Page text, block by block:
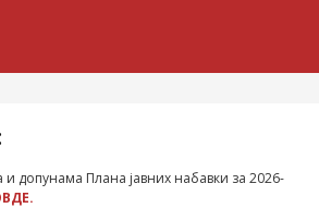
допунама Плана јавних набавки за 2026-